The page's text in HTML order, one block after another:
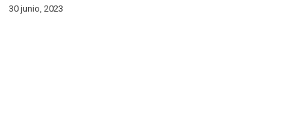
30 junio, 2023